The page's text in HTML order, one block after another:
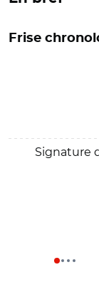
Frise
Signature